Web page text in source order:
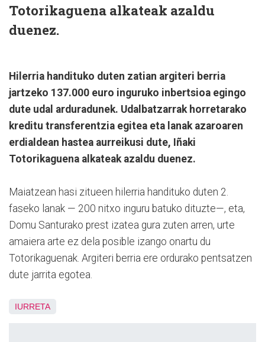
Totorikaguena alkateak azaldu
duenez.
Hilerria handituko duten zatian argiteri berria
jartzeko 137.000 euro inguruko inbertsioa egingo
dute udal arduradunek. Udalbatzarrak horretarako
kreditu transferentzia egitea eta lanak azaroaren
erdialdean hastea aurreikusi dute, Iñaki
Totorikaguena alkateak azaldu duenez.
Maiatzean hasi zitueen hilerria handituko duten 2.
faseko lanak — 200 nitxo inguru batuko dituzte—, eta,
Domu Santurako prest izatea gura zuten arren, urte
amaiera arte ez dela posible izango onartu du
Totorikaguenak. Argiteri berria ere ordurako pentsatzen
dute jarrita egotea.
IURRETA